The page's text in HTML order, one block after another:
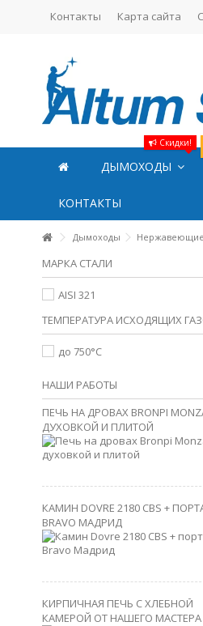
Контакты Карта сайта
ДЫМОХОДЫ
Скидки!
КОНТАКТЫ
Дымоходы Нержавеющие
МАРКА СТАЛИ
AISI 321
ТЕМПЕРАТУРА ИСХОДЯЩИХ
до 750°С
НАШИ РАБОТЫ
ПЕЧЬ НА ДРОВАХ BRONPI
ДУХОВКОЙ И ПЛИТОЙ
КАМИН DOVRE 2180 CBS +
BRAVO МАДРИД
КИРПИЧНАЯ ПЕЧЬ С ХЛЕБНОЙ
КАМЕРОЙ ОТ НАШЕГО МАСТЕРА